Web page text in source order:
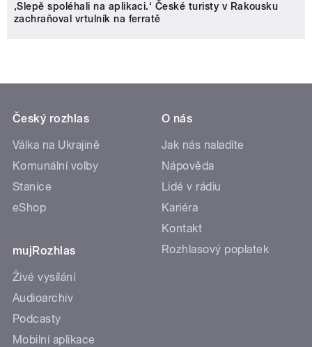
‚Slepě spoléhali na aplikaci.‘ České turisty v Rakousku
zachraňoval vrtulník na ferratě
Český rozhlas
Válka na Ukrajině
Komunální volby
Stanice
eShop
mujRozhlas
Živé vysílání
Audioarchiv
Podcasty
Mobilní aplikace
O nás
Jak nás naladíte
Nápověda
Lidé v rádiu
Kariéra
Kontakt
Rozhlasový poplatek